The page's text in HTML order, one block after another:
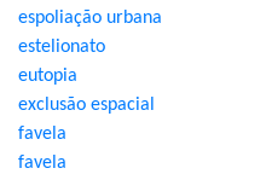
espoliação urbana
estelionato
eutopia
exclusão espacial
favela
favela